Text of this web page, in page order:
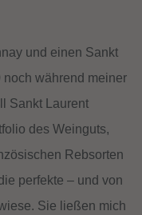
und einen Sankt
noch während meiner
Sankt Laurent
des Weinguts,
Rebsorten
perfekte – und von
Sie ließen mich